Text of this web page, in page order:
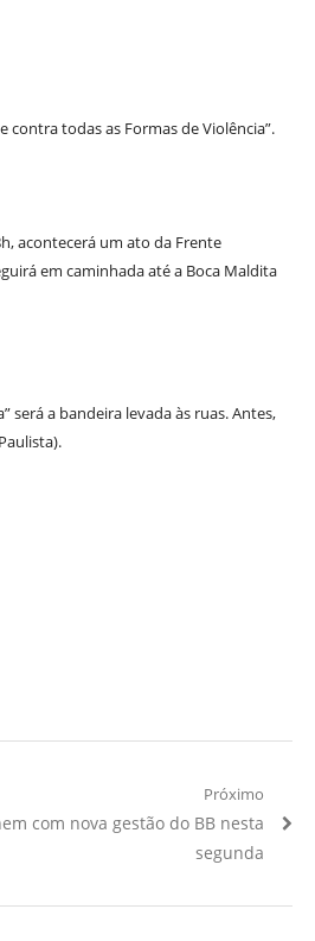
contra todas as Formas de Violência”.
acontecerá um ato da Frente
em caminhada até a Boca Maldita
será a bandeira levada às ruas. Antes,
Próximo
com nova gestão do BB nesta
segunda